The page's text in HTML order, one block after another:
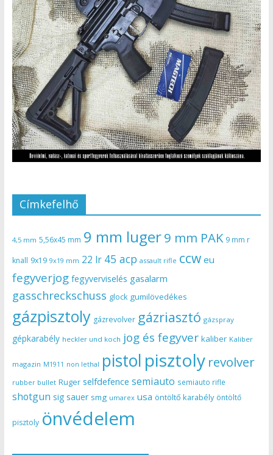
Címkefelhő
4,5 mm 5,56x45 mm 9 mm luger9 mm PAK 9 mm r
knall 9x19 9x19 mm 22 lr 45 acp assault rifle ccw eu
fegyverjog fegyverviselés gasalarm
gasschreckschuss glock gumilövedékes
gázpisztoly gázrevolver gázriasztó gázspray
gépkarabély heckler und koch jog és fegyver kaliber Kaliber
magazin M1911 non lethal pistol pisztoly revolver
rubber bullet Ruger selfdefence semiauto semiauto rifle
shotgun sig sauer smg umarex usa öntöltő karabély öntöltő
pisztoly önvédelem